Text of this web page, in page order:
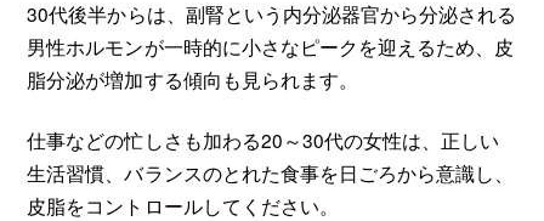
30代後半からは、副腎という内分泌器官から分泌される
男性ホルモンが一時的に小さなピークを迎えるため、皮
脂分泌が増加する傾向も見られます。
仕事などの忙しさも加わる20～30代の女性は、正しい
生活習慣、バランスのとれた食事を日ごろから意識し、
皮脂をコントロールしてください。